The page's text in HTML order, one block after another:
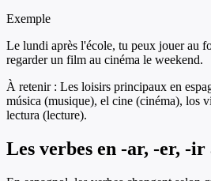
Exemple
Le lundi après l'école, tu peux jouer au
regarder un film au cinéma le weekend.
À retenir : Les loisirs principaux en
música (musique), el cine (cinéma), los
lectura (lecture).
Les verbes en -ar, -er, -ir